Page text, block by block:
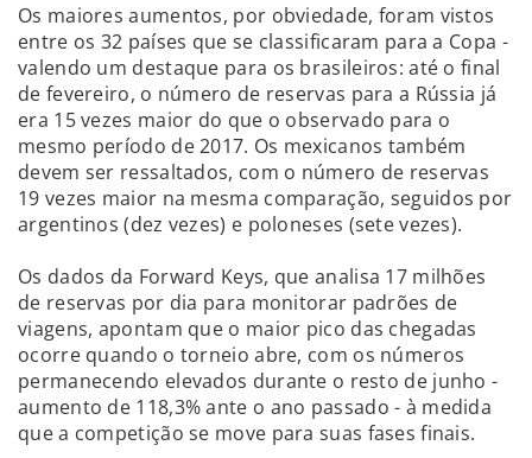
Os maiores aumentos, por obviedade, foram vistos
entre os 32 países que se classificaram para a Copa -
valendo um destaque para os brasileiros: até o final
de fevereiro, o número de reservas para a Rússia já
era 15 vezes maior do que o observado para o
mesmo período de 2017. Os mexicanos também
devem ser ressaltados, com o número de reservas
19 vezes maior na mesma comparação, seguidos por
argentinos (dez vezes) e poloneses (sete vezes).
Os dados da Forward Keys, que analisa 17 milhões
de reservas por dia para monitorar padrões de
viagens, apontam que o maior pico das chegadas
ocorre quando o torneio abre, com os números
permanecendo elevados durante o resto de junho -
aumento de 118,3% ante o ano passado - à medida
que a competição se move para suas fases finais.